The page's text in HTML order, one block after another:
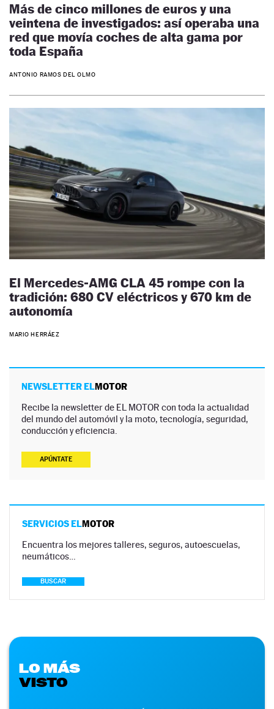
Más de cinco millones de euros y una
veintena de investigados: así operaba una
red que movía coches de alta gama por
toda España
ANTONIO RAMOS DEL OLMO
El Mercedes-AMG CLA 45 rompe con la
tradición: 680 CV eléctricos y 670 km de
autonomía
MARIO HERRÁEZ
NEWSLETTER ELMOTOR
Recibe la newsletter de EL MOTOR con toda la actualidad
del mundo del automóvil y la moto, tecnología, seguridad,
conducción y eficiencia.
APÚNTATE
SERVICIOS ELMOTOR
Encuentra los mejores talleres, seguros, autoescuelas,
neumáticos…
BUSCAR
LO MÁS
VISTO